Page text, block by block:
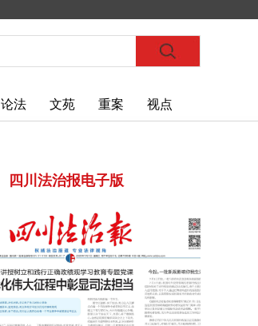
论法 文苑 重案 视点
四川法治报电子版